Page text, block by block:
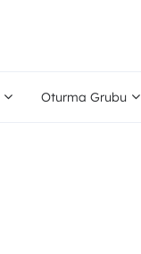
Oturma Grubu